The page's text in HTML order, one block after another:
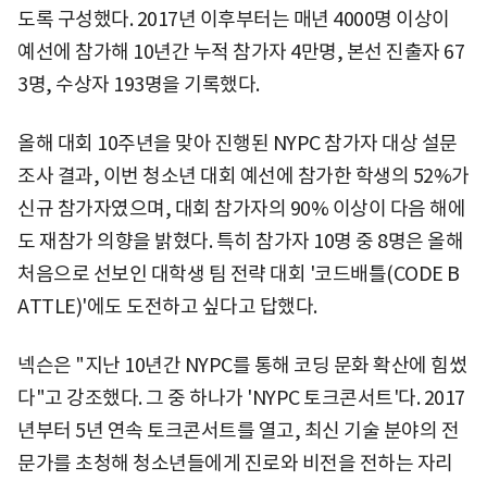
도록 구성했다. 2017년 이후부터는 매년 4000명 이상이
예선에 참가해 10년간 누적 참가자 4만명, 본선 진출자 67
3명, 수상자 193명을 기록했다.
올해 대회 10주년을 맞아 진행된 NYPC 참가자 대상 설문
조사 결과, 이번 청소년 대회 예선에 참가한 학생의 52%가
신규 참가자였으며, 대회 참가자의 90% 이상이 다음 해에
도 재참가 의향을 밝혔다. 특히 참가자 10명 중 8명은 올해
처음으로 선보인 대학생 팀 전략 대회 '코드배틀(CODE B
ATTLE)'에도 도전하고 싶다고 답했다.
넥슨은 "지난 10년간 NYPC를 통해 코딩 문화 확산에 힘썼
다"고 강조했다. 그 중 하나가 'NYPC 토크콘서트'다. 2017
년부터 5년 연속 토크콘서트를 열고, 최신 기술 분야의 전
문가를 초청해 청소년들에게 진로와 비전을 전하는 자리